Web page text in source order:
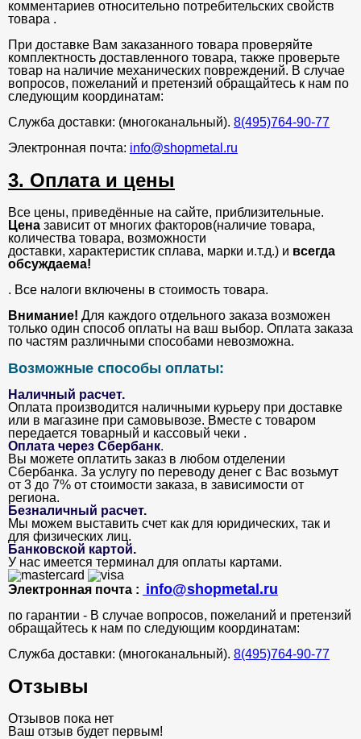
комментариев относительно потребительских свойств
товара .
При доставке Вам заказанного товара проверяйте
комплектность доставленного товара, также проверьте
товар на наличие механических повреждений. В случае
вопросов, пожеланий и претензий обращайтесь к нам по
следующим координатам:
Служба доставки: (многоканальный). 8(495)764-90-77
Электронная почта: info@shopmetal.ru
3. Оплата и цены
Все цены, приведённые на сайте, приблизительные.
Цена зависит от многих факторов(наличие товара,
количества товара, возможности
доставки, характеристик сплава, марки и.т.д.) и всегда
обсуждаема!
. Все налоги включены в стоимость товара.
Внимание! Для каждого отдельного заказа возможен
только один способ оплаты на ваш выбор. Оплата заказа
по частям различными способами невозможна.
Возможные способы оплаты:
Наличный расчет.
Оплата производится наличными курьеру при доставке
или в магазине при самовывозе. Вместе с товаром
передается товарный и кассовый чеки .
Оплата через Сбербанк.
Вы можете оплатить заказ в любом отделении
Сбербанка. За услугу по переводу денег с Вас возьмут
от 3 до 7% от стоимости заказа, в зависимости от
региона.
Безналичный расчет.
Мы можем выставить счет как для юридических, так и
для физических лиц.
Банковской картой.
У нас имеется терминал для оплаты картами.
Электронная почта : info@shopmetal.ru
по гарантии - В случае вопросов, пожеланий и претензий
обращайтесь к нам по следующим координатам:
Служба доставки: (многоканальный). 8(495)764-90-77
Отзывы
Отзывов пока нет
Ваш отзыв будет первым!